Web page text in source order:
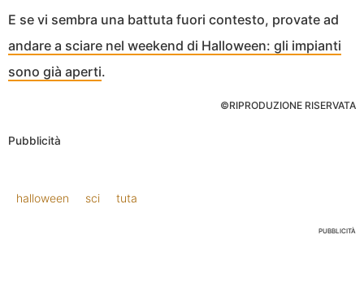
E se vi sembra una battuta fuori contesto, provate ad
andare a sciare nel weekend di Halloween: gli impianti
sono già aperti.
©RIPRODUZIONE RISERVATA
Pubblicità
halloween sci tuta
PUBBLICITÀ